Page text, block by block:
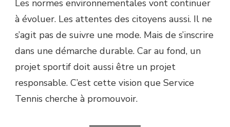
Les normes environnementales vont continuer
à évoluer. Les attentes des citoyens aussi. Il ne
s’agit pas de suivre une mode. Mais de s’inscrire
dans une démarche durable. Car au fond, un
projet sportif doit aussi être un projet
responsable. C’est cette vision que Service
Tennis cherche à promouvoir.